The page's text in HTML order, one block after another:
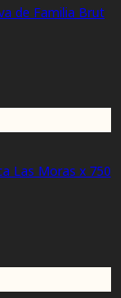
de Familia Brut
Las Moras x 750